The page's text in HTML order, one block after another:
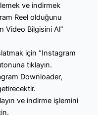
ve indirmek
Reel olduğunu
Video Bilgisini Al”
için “Instagram
tıklayın.
Downloader,
ve indirme işlemini